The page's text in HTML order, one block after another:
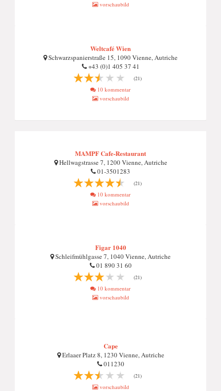
vorschaubild
Weltcafé Wien
Schwarzspanierstraße 15, 1090 Vienne, Autriche
+43 (0)1 405 37 41
(21)
10 kommentar
vorschaubild
MAMPF Cafe-Restaurant
Hellwagstrasse 7, 1200 Vienne, Autriche
01-3501283
(21)
10 kommentar
vorschaubild
Figar 1040
Schleifmühlgasse 7, 1040 Vienne, Autriche
01 890 31 60
(21)
10 kommentar
vorschaubild
Cape
Erlaaer Platz 8, 1230 Vienne, Autriche
011230
(21)
vorschaubild